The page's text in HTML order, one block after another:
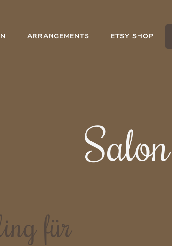
ARRANGEMENTS ETSY SHOP
Salon
für